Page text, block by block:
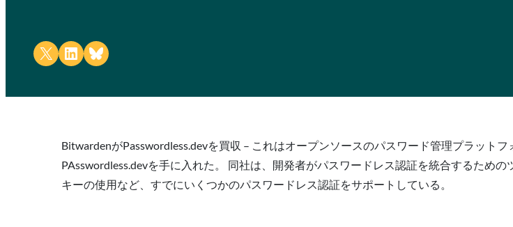
Share on X Share on LinkedIn
Share on Bluesky
BitwardenがPasswordless.devを買収 – これはオープンソースのパスワード管理プラット
PAsswordless.devを手に入れた。 同社は、開発者がパスワードレス認証を統合するため
キーの使用など、すでにいくつかのパスワードレス認証をサポートしている。